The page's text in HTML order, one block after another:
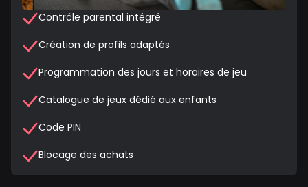
Contrôle parental intégré
Création de profils adaptés
Programmation des jours et horaires de jeu
Catalogue de jeux dédié aux enfants
Code PIN
Blocage des achats